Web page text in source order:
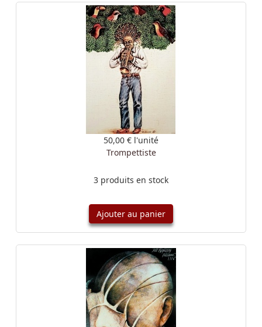
50,00 € l'unité
Trompettiste
3 produits en stock
Ajouter au panier